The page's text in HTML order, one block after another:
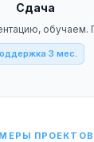
Сдача
обучаем.
3 мес.
ПРОЕКТОВ